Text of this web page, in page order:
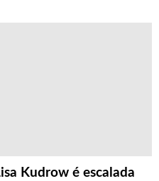
Kudrow é escalada